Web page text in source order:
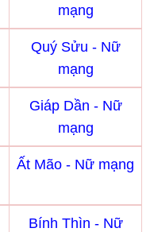
mạng
Quý Sửu - Nữ
mạng
Giáp Dần - Nữ
mạng
Ất Mão - Nữ mạng
Bính Thìn - Nữ